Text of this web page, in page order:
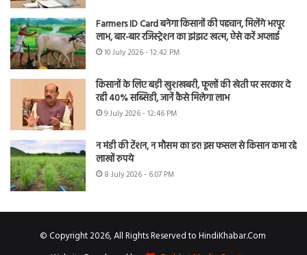
Farmers ID Card बनेगा किसानों की पहचान, मिलेंगे भरपूर
लाभ, बार-बार रजिस्ट्रेशन का झंझट खत्म, ऐसे करें अप्लाई
10 July 2026 - 12:42 PM
किसानों के लिए बड़ी खुशखबरी, फूलों की खेती पर सरकार दे
रही 40% सब्सिडी, जानें कैसे मिलेगा लाभ
9 July 2026 - 12:46 PM
न मंडी की टेंशन, न मौसम का डर! इस फसल से किसान कमा रहे
लाखों रुपये
8 July 2026 - 6:07 PM
© Copyright 2026, All Rights Reserved to HindiKhabar.Com